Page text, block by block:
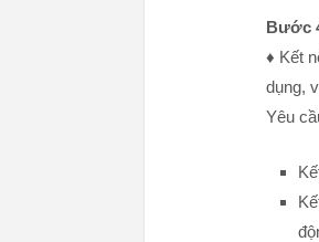
Bước
♦ Kết
dụng,
Yêu